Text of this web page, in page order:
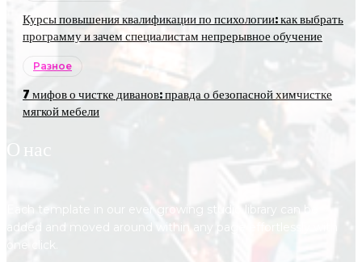
Курсы повышения квалификации по психологии: как выбрать
программу и зачем специалистам непрерывное обучение
Разное
7 мифов о чистке диванов: правда о безопасной химчистке
мягкой мебели
О нас
Each template in our ever growing studio library can be
added and moved around within any page effortlessly with